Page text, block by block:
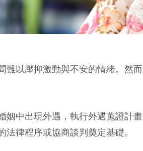
難以壓抑激動與不安的情緒。然
中出現外遇，執行外遇蒐證計
律程序或協商談判奠定基礎。